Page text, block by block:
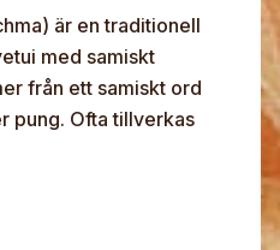
är en traditionell
med samiskt
från ett samiskt ord
pung. Ofta tillverkas